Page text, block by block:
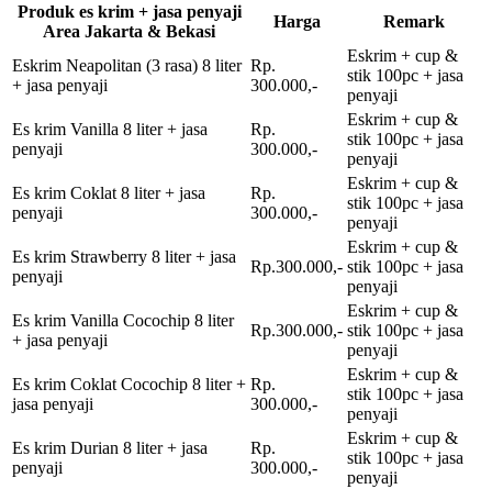
Produk es krim + jasa penyaji
Area Jakarta & Bekasi
Harga Remark
Eskrim Neapolitan (3 rasa) 8 liter
+ jasa penyaji
Rp.
300.000,-
Eskrim + cup &
stik 100pc + jasa
penyaji
Es krim Vanilla 8 liter + jasa
penyaji
Rp.
300.000,-
Eskrim + cup &
stik 100pc + jasa
penyaji
Es krim Coklat 8 liter + jasa
penyaji
Rp.
300.000,-
Eskrim + cup &
stik 100pc + jasa
penyaji
Es krim Strawberry 8 liter + jasa
penyaji
Rp.300.000,-
Eskrim + cup &
stik 100pc + jasa
penyaji
Es krim Vanilla Cocochip 8 liter
+ jasa penyaji
Rp.300.000,-
Eskrim + cup &
stik 100pc + jasa
penyaji
Es krim Coklat Cocochip 8 liter +
jasa penyaji
Rp.
300.000,-
Eskrim + cup &
stik 100pc + jasa
penyaji
Es krim Durian 8 liter + jasa
penyaji
Rp.
300.000,-
Eskrim + cup &
stik 100pc + jasa
penyaji